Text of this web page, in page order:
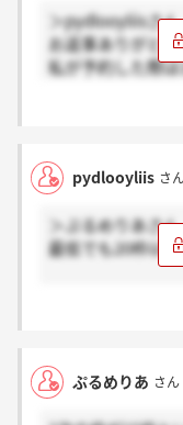
＞pydlooyliisさん
お返事ありがと
私が予約した際
pydlooyliis さ
＞ぷるめりあさん
最低でも20枠以
ぷるめりあ さん